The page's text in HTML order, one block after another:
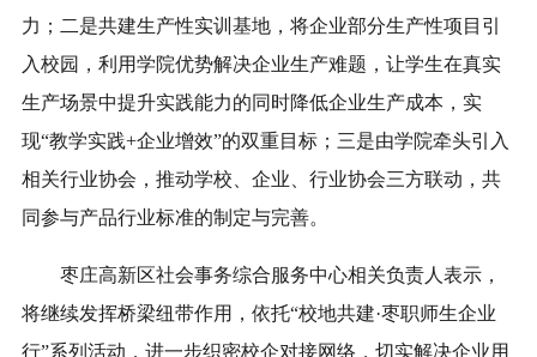
力；二是共建生产性实训基地，将企业部分生产性项目引
入校园，利用学院优势解决企业生产难题，让学生在真实
生产场景中提升实践能力的同时降低企业生产成本，实
现“教学实践+企业增效”的双重目标；三是由学院牵头引入
相关行业协会，推动学校、企业、行业协会三方联动，共
同参与产品行业标准的制定与完善。
枣庄高新区社会事务综合服务中心相关负责人表示，
将继续发挥桥梁纽带作用，依托“校地共建·枣职师生企业
行”系列活动，进一步织密校企对接网络，切实解决企业用